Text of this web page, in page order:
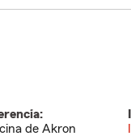
de Akron